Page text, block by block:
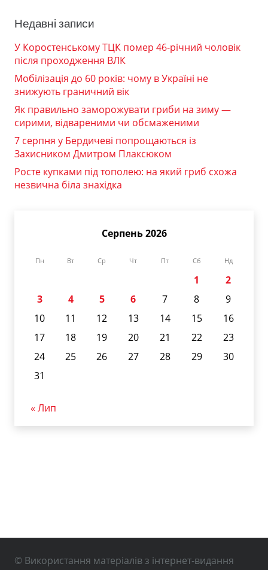
Недавні записи
У Коростенському ТЦК помер 46-річний чоловік
після проходження ВЛК
Мобілізація до 60 років: чому в Україні не
знижують граничний вік
Як правильно заморожувати гриби на зиму —
сирими, відвареними чи обсмаженими
7 серпня у Бердичеві попрощаються із
Захисником Дмитром Плаксюком
Росте купками під тополею: на який гриб схожа
незвична біла знахідка
Серпень 2026
Пн Вт Ср Чт Пт Сб Нд
1
2
3
4 5 6 7 8
9
10
11 12 13 14 15
16
17
18 19 20 21 22
23
24
25 26 27 28 29
30
31
« Лип
© Використання матеріалів з інтернет-видання